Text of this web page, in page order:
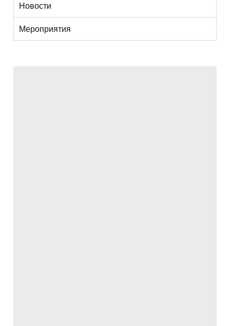
Новости
Мероприятия